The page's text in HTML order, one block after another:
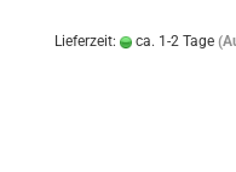
Lieferzeit: ca. 1-2 Tage